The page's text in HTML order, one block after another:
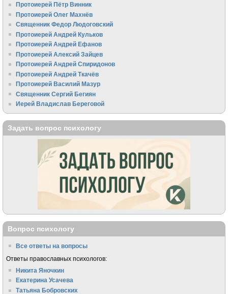
Протоиерей Пётр Винник
Протоиерей Олег Махнёв
Священник Федор Людоговский
Протоиерей Андрей Кульков
Протоиерей Андрей Ефанов
Протоиерей Алексий Зайцев
Протоиерей Андрей Спиридонов
Протоиерей Андрей Ткачёв
Протоиерей Василий Мазур
Священник Сергий Бегиян
Иерей Владислав Береговой
Задать вопрос психологу
Вопрос психологу
Все ответы на вопросы
Ответы православных психологов:
Никита Яночкин
Екатерина Усачева
Татьяна Бобровских